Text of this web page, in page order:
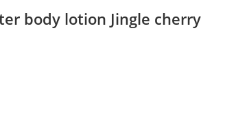
body lotion Jingle cherry